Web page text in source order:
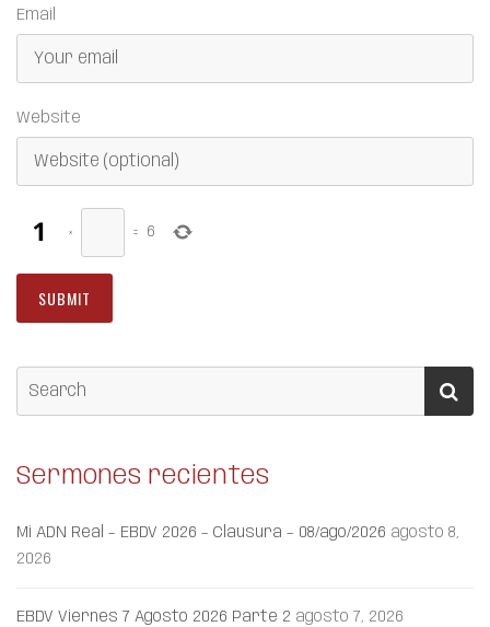
Email
Website
× = 6
Sermones recientes
Mi ADN Real – EBDV 2026 – Clausura – 08/ago/2026 agosto 8,
2026
EBDV Viernes 7 Agosto 2026 Parte 2 agosto 7, 2026